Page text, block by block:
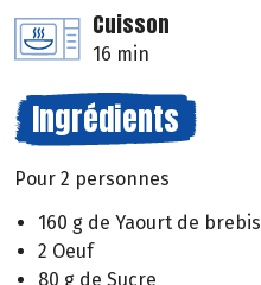
Cuisson
16 min
Ingrédients
Pour 2 personnes
160 g de Yaourt de brebis
2 Oeuf
80 g de Sucre